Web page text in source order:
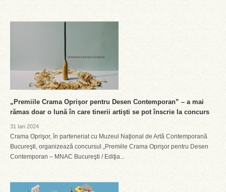
„Premiile Crama Oprişor pentru Desen Contemporan” – a mai
rămas doar o lună în care tinerii artişti se pot înscrie la concurs
31 Ian 2024
Crama Oprişor, în parteneriat cu Muzeul Naţional de Artă Contemporană
Bucureşti, organizează concursul „Premiile Crama Oprişor pentru Desen
Contemporan – MNAC Bucureşti / Ediţia...